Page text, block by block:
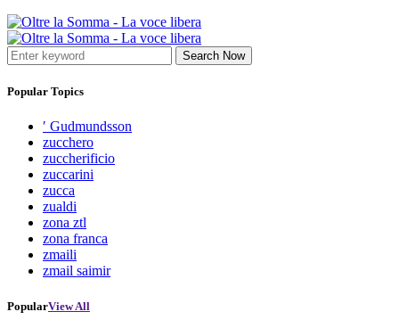
Search Now
Popular Topics
′ Gudmundsson
zucchero
zuccherificio
zuccarini
zucca
zualdi
zona ztl
zona franca
zmaili
zmail saimir
PopularView All